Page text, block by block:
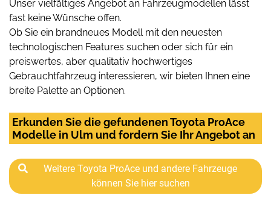
Unser vielfältiges Angebot an Fahrzeugmodellen lässt
fast keine Wünsche offen.
Ob Sie ein brandneues Modell mit den neuesten
technologischen Features suchen oder sich für ein
preiswertes, aber qualitativ hochwertiges
Gebrauchtfahrzeug interessieren, wir bieten Ihnen eine
breite Palette an Optionen.
Erkunden Sie die gefundenen Toyota ProAce
Modelle in Ulm und fordern Sie Ihr Angebot an
Weitere Toyota ProAce und andere Fahrzeuge
können Sie hier suchen